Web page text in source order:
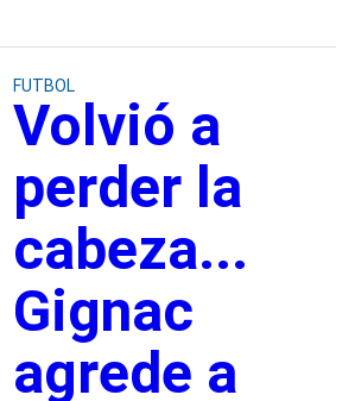
FUTBOL
Volvió a
perder la
cabeza...
Gignac
agrede a